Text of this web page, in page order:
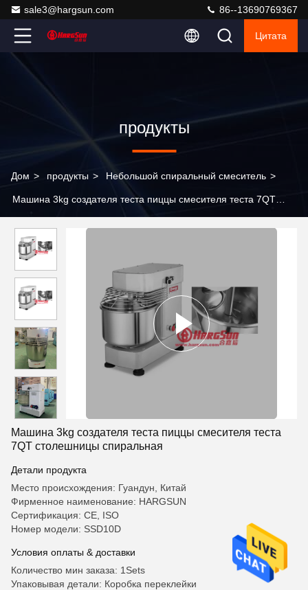
sale3@hargsun.com 86--13690769367
Цитата
продукты
Дом > продукты > Небольшой спиральный смеситель >
Машина 3kg создателя теста пиццы смесителя теста 7QT
Машина 3kg создателя теста пиццы смесителя теста
7QT столешницы спиральная
Детали продукта
Место происхождения: Гуандун, Китай
Фирменное наименование: HARGSUN
Сертификация: CE, ISO
Номер модели: SSD10D
Условия оплаты & доставки
Количество мин заказа: 1Sets
Упаковывая детали: Коробка переклейки